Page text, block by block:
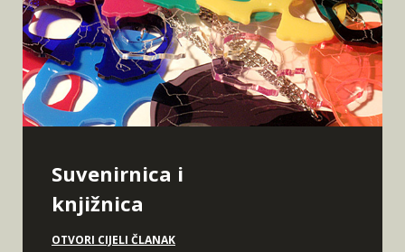
Suvenirnica i
knjižnica
OTVORI CIJELI ČLANAK